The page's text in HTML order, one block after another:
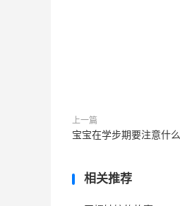
上一篇
宝宝在学步期要注意什么
相关推荐